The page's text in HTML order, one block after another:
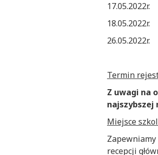
17.05.2022r.
18.05.2022r.
26.05.2022r.
Termin
Z uwagi na
Miejsce
recepcji